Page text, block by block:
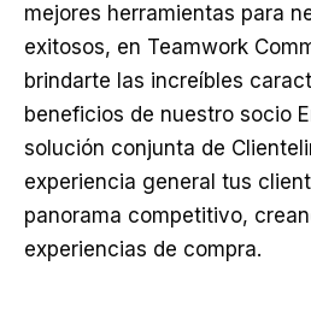
mejores herramientas para
exitosos, en Teamwork
brindarte las increíbles
beneficios de nuestro socio
solución conjunta de
experiencia general tus
panorama competitivo,
experiencias de compra.